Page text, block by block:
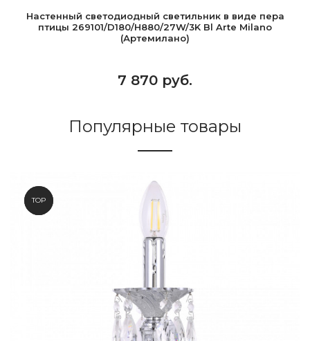
Настенный светодиодный светильник в виде пера
птицы 269101/D180/H880/27W/3K Bl Arte Milano
(Артемилано)
7 870 руб.
Популярные товары
NEW
TOP